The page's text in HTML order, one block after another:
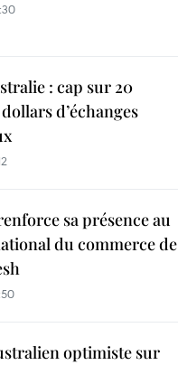
: cap sur 20
d’échanges
sa présence au
du commerce de
optimiste sur